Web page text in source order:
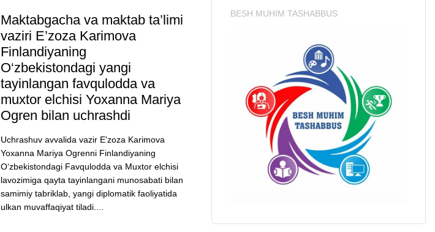
Maktabgacha va maktab ta’limi
vaziri E’zozа Karimova
Finlandiyaning
O‘zbekistondagi yangi
tayinlangan favqulodda va
muxtor elchisi Yoxanna Mariya
Ogren bilan uchrashdi
Uchrashuv avvalida vazir E'zoza Karimova
Yoxanna Mariya Ogrenni Finlandiyaning
O‘zbekistondagi Favqulodda va Muxtor elchisi
lavozimiga qayta tayinlangani munosabati bilan
samimiy tabriklab, yangi diplomatik faoliyatida
ulkan muvaffaqiyat tiladi....
BESH MUHIM TASHABBUS